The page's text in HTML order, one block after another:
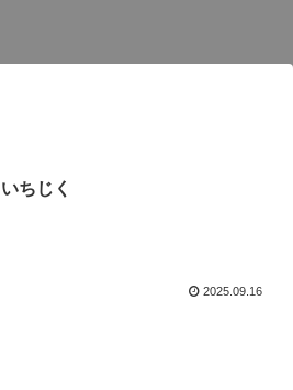
いちじく
2025.09.16